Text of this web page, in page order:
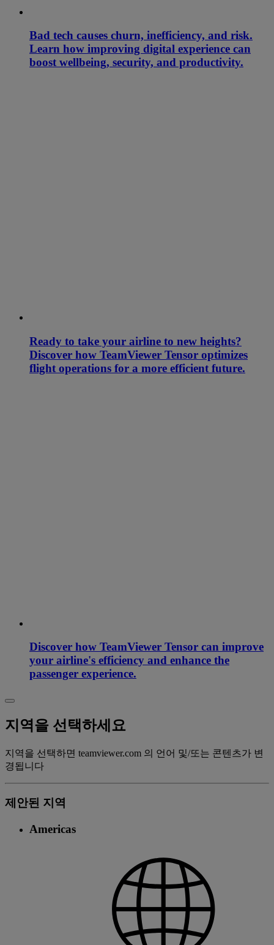
Bad tech causes churn, inefficiency, and risk.
Learn how improving digital experience can
boost wellbeing, security, and productivity.
Ready to take your airline to new heights?
Discover how TeamViewer Tensor optimizes
flight operations for a more efficient future.
Discover how TeamViewer Tensor can improve
your airline's efficiency and enhance the
passenger experience.
지역을 선택하세요
지역을 선택하면 teamviewer.com 의 언어 및/또는 콘텐츠가 변
경됩니다
제안된 지역
Americas